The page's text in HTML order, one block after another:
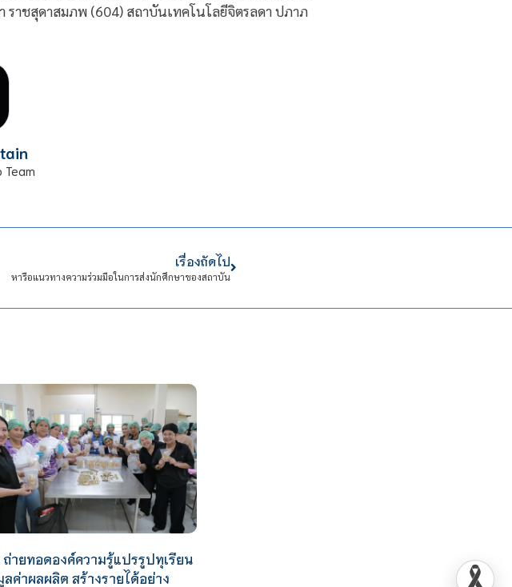
ราชสุดาสมภพ (604) สถาบันเทคโนโลยีจิตรลดา ปภาภ
Team
เรื่องถัดไป
หารือแนวทางความร่วมมือในการส่งนักศึกษาของสถาบัน
ถ่ายทอดองค์ความรู้แปรรูปทุเรียน
ลค่าผลผลิต สร้างรายได้อย่าง